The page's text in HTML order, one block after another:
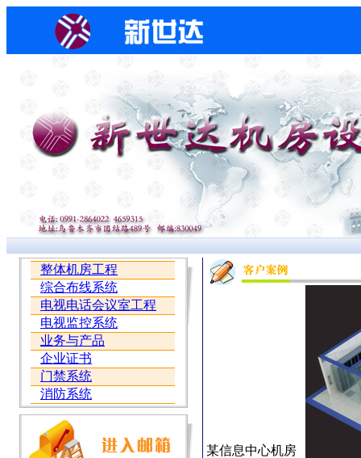
整体机房工程
综合布线系统
电视电话会议室工程
电视监控系统
业务与产品
企业证书
门禁系统
消防系统
某信息中心机房